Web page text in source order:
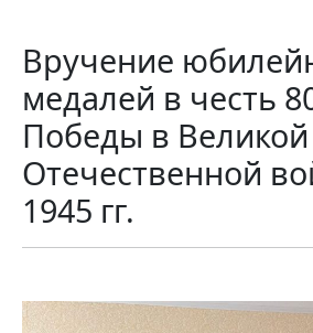
Вручение
медалей в честь
Победы в Великой
Отечественной
1945 гг.